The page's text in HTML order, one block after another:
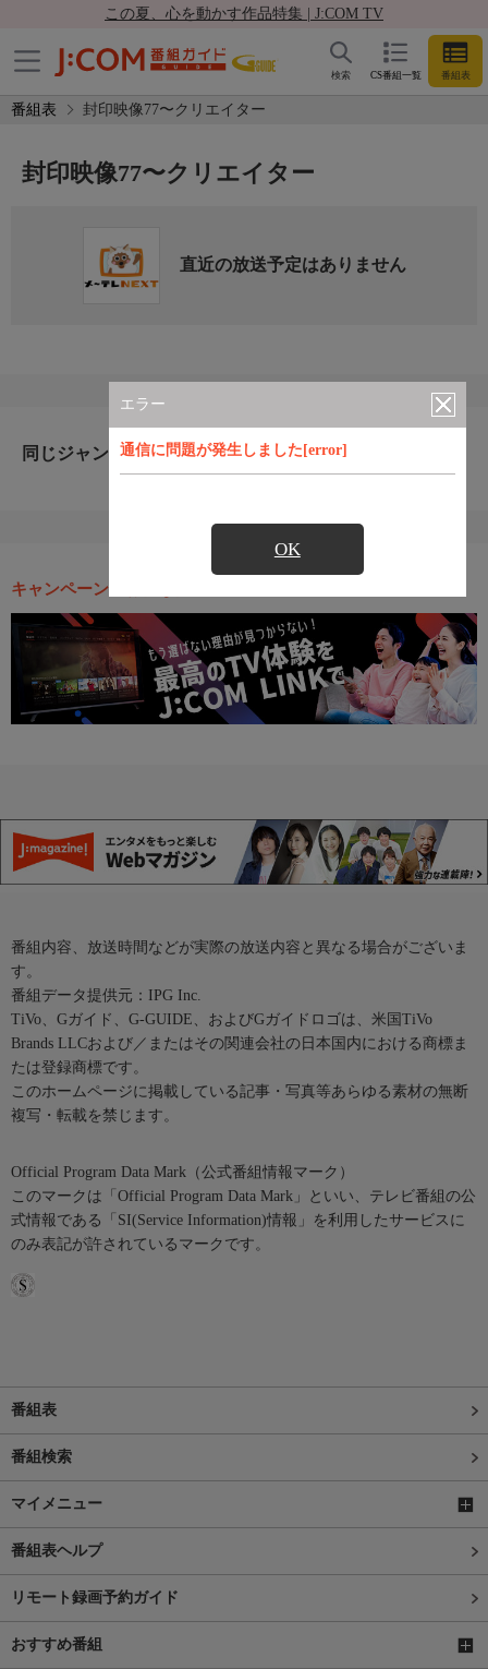
この夏、心を動かす作品特集 | J:COM TV
CS番組一覧 番組表
検索
番組表 封印映像77〜クリエイター
エラー
通信に問題が発生しました[error]
OK
封印映像77〜クリエイター
直近の放送予定はありません
同じジャンルのおすすめ番組
キャンペーン・お得な情報
番組内容、放送時間などが実際の放送内容と異なる場合がございま
す。
番組データ提供元：IPG Inc.
TiVo、Gガイド、G-GUIDE、およびGガイドロゴは、米国TiVo
Brands LLCおよび／またはその関連会社の日本国内における商標ま
たは登録商標です。
このホームページに掲載している記事・写真等あらゆる素材の無断
複写・転載を禁じます。
Official Program Data Mark（公式番組情報マーク）
このマークは「Official Program Data Mark」といい、テレビ番組の公
式情報である「SI(Service Information)情報」を利用したサービスに
のみ表記が許されているマークです。
番組表
番組検索
マイメニュー
番組表ヘルプ
リモート録画予約ガイド
おすすめ番組